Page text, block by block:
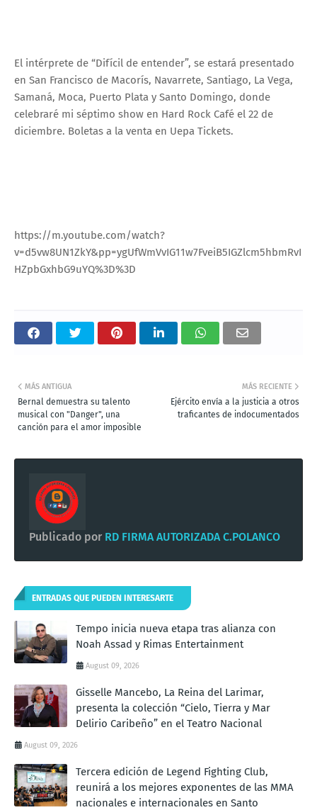
El intérprete de “Difícil de entender”, se estará presentado
en San Francisco de Macorís, Navarrete, Santiago, La Vega,
Samaná, Moca, Puerto Plata y Santo Domingo, donde
celebraré mi séptimo show en Hard Rock Café el 22 de
diciembre. Boletas a la venta en Uepa Tickets.
https://m.youtube.com/watch?
v=d5vw8UN1ZkY&pp=ygUfWmVvIG11w7FveiB5IGZlcm5hbmRvI
HZpbGxhbG9uYQ%3D%3D
MÁS RECIENTE
Ejército envía a la justicia a otros
traficantes de indocumentados
MÁS ANTIGUA
Bernal demuestra su talento
musical con "Danger", una
canción para el amor imposible
Publicado por RD FIRMA AUTORIZADA C.POLANCO
ENTRADAS QUE PUEDEN INTERESARTE
Tempo inicia nueva etapa tras alianza con
Noah Assad y Rimas Entertainment
August 09, 2026
Gisselle Mancebo, La Reina del Larimar,
presenta la colección “Cielo, Tierra y Mar
Delirio Caribeño” en el Teatro Nacional
August 09, 2026
Tercera edición de Legend Fighting Club,
reunirá a los mejores exponentes de las MMA
nacionales e internacionales en Santo